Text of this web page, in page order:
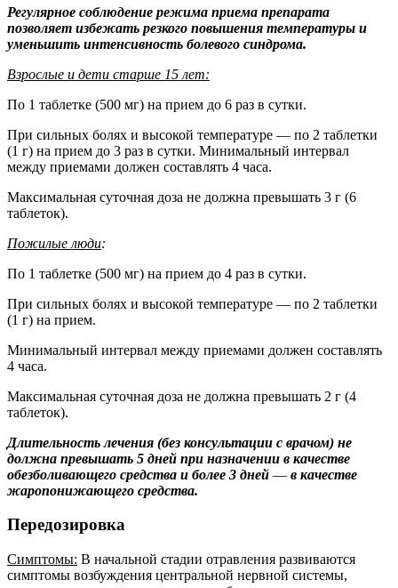
Регулярное соблюдение режима приема препарата
позволяет избежать резкого повышения температуры и
уменьшить интенсивность болевого синдрома.
Взрослые и дети старше 15 лет:
По 1 таблетке (500 мг) на прием до 6 раз в сутки.
При сильных болях и высокой температуре — по 2 таблетки
(1 г) на прием до 3 раз в сутки. Минимальный интервал
между приемами должен составлять 4 часа.
Максимальная суточная доза не должна превышать 3 г (6
таблеток).
Пожилые люди:
По 1 таблетке (500 мг) на прием до 4 раз в сутки.
При сильных болях и высокой температуре — по 2 таблетки
(1 г) на прием.
Минимальный интервал между приемами должен составлять
4 часа.
Максимальная суточная доза не должна превышать 2 г (4
таблеток).
Длительность лечения (без консультации с врачом) не
должна превышать 5 дней при назначении в качестве
обезболивающего средства и более 3 дней — в качестве
жаропонижающего средства.
Передозировка
Симптомы: В начальной стадии отравления развиваются
симптомы возбуждения центральной нервной системы,